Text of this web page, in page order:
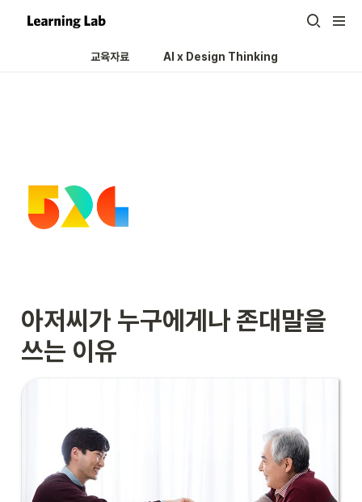
교육자료 AI x Design Thinking
아저씨가 누구에게나 존대말을
쓰는 이유